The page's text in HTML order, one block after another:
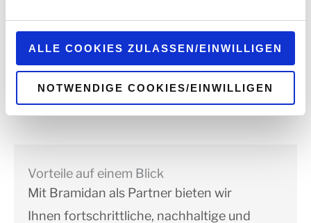
können sie unterdatenschutz@interzero.dejederzeit
ALLE COOKIES ZULASSEN/EINWILLIGEN
NOTWENDIGE COOKIES/EINWILLIGEN
Vorteile auf einem Blick
Mit Bramidan als Partner bieten wir
Ihnen fortschrittliche, nachhaltige und